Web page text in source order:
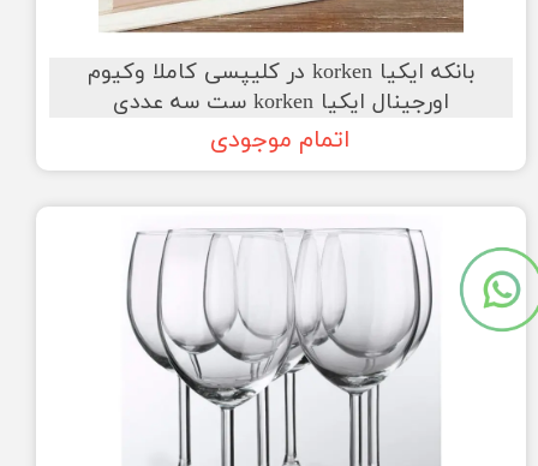
بانکه ایکیا korken در کلیپسی کاملا وکیوم
اورجینال ایکیا korken ست سه عددی
اتمام موجودی